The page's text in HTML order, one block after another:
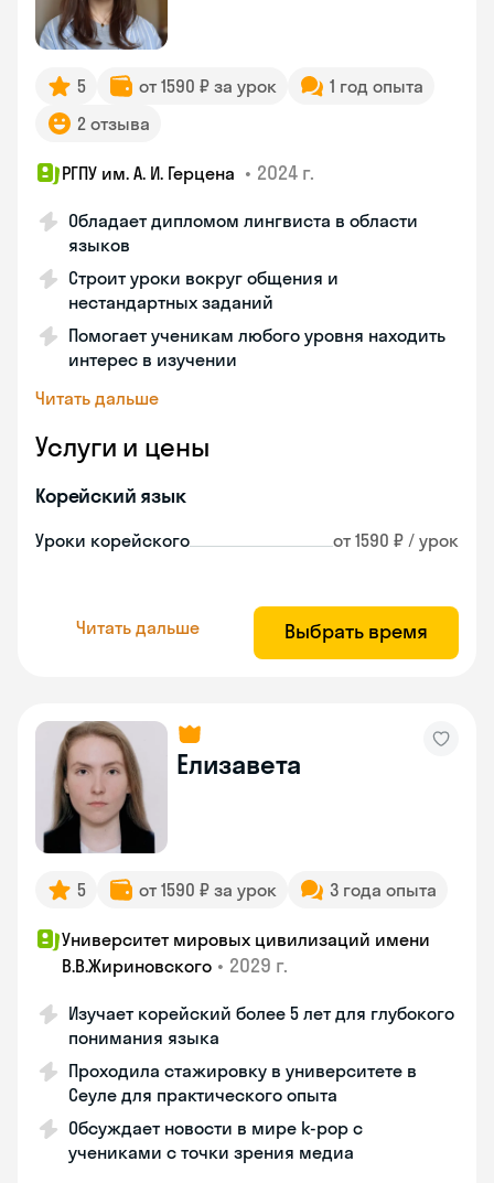
5 от 1590 ₽ за урок
1 год опыта
2 отзыва
РГПУ им. А. И. Герцена • 2024 г.
Обладает дипломом лингвиста в области
языков
Строит уроки вокруг общения и
нестандартных заданий
Помогает ученикам любого уровня находить
интерес в изучении
Читать дальше
Услуги и цены
Корейский язык
Уроки корейского от 1590 ₽ / урок
Читать дальше Выбрать время
Елизавета
5 от 1590 ₽ за урок 3 года опыта
Университет мировых цивилизаций имени
В.В.Жириновского • 2029 г.
Изучает корейский более 5 лет для глубокого
понимания языка
Проходила стажировку в университете в
Сеуле для практического опыта
Обсуждает новости в мире k-pop с
учениками с точки зрения медиа